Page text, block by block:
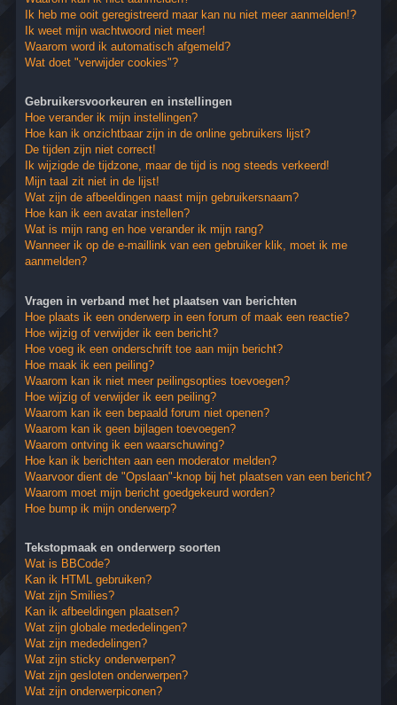
Ik heb me ooit geregistreerd maar kan nu niet meer aanmelden!?
Ik weet mijn wachtwoord niet meer!
Waarom word ik automatisch afgemeld?
Wat doet "verwijder cookies"?
Gebruikersvoorkeuren en instellingen
Hoe verander ik mijn instellingen?
Hoe kan ik onzichtbaar zijn in de online gebruikers lijst?
De tijden zijn niet correct!
Ik wijzigde de tijdzone, maar de tijd is nog steeds verkeerd!
Mijn taal zit niet in de lijst!
Wat zijn de afbeeldingen naast mijn gebruikersnaam?
Hoe kan ik een avatar instellen?
Wat is mijn rang en hoe verander ik mijn rang?
Wanneer ik op de e-maillink van een gebruiker klik, moet ik me
aanmelden?
Vragen in verband met het plaatsen van berichten
Hoe plaats ik een onderwerp in een forum of maak een reactie?
Hoe wijzig of verwijder ik een bericht?
Hoe voeg ik een onderschrift toe aan mijn bericht?
Hoe maak ik een peiling?
Waarom kan ik niet meer peilingsopties toevoegen?
Hoe wijzig of verwijder ik een peiling?
Waarom kan ik een bepaald forum niet openen?
Waarom kan ik geen bijlagen toevoegen?
Waarom ontving ik een waarschuwing?
Hoe kan ik berichten aan een moderator melden?
Waarvoor dient de "Opslaan"-knop bij het plaatsen van een bericht?
Waarom moet mijn bericht goedgekeurd worden?
Hoe bump ik mijn onderwerp?
Tekstopmaak en onderwerp soorten
Wat is BBCode?
Kan ik HTML gebruiken?
Wat zijn Smilies?
Kan ik afbeeldingen plaatsen?
Wat zijn globale mededelingen?
Wat zijn mededelingen?
Wat zijn sticky onderwerpen?
Wat zijn gesloten onderwerpen?
Wat zijn onderwerpiconen?